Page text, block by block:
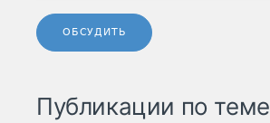
ОБСУДИТЬ
Публикации по теме